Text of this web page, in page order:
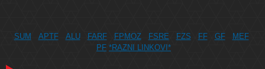
SUM APTF ALU FARF FPMOZ FSRE FZS FF GF
MEF
PF *RAZNI LINKOVI*